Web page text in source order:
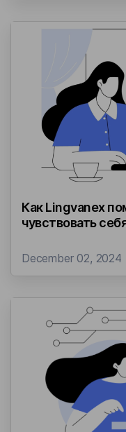
Как Lingvanex
чувствовать
December 02, 2024